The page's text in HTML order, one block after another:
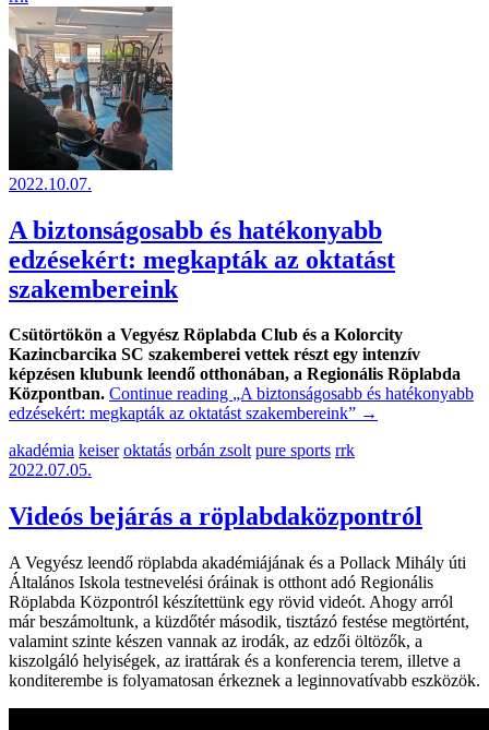
2022.10.07.
A biztonságosabb és hatékonyabb
edzésekért: megkapták az oktatást
szakembereink
Csütörtökön a Vegyész Röplabda Club és a Kolorcity
Kazincbarcika SC szakemberei vettek részt egy intenzív
képzésen klubunk leendő otthonában, a Regionális Röplabda
Központban. Continue reading „A biztonságosabb és hatékonyabb
edzésekért: megkapták az oktatást szakembereink” →
akadémia keiser oktatás orbán zsolt pure sports rrk
2022.07.05.
Videós bejárás a röplabdaközpontról
A Vegyész leendő röplabda akadémiájának és a Pollack Mihály úti
Általános Iskola testnevelési óráinak is otthont adó Regionális
Röplabda Központról készítettünk egy rövid videót. Ahogy arról
már beszámoltunk, a küzdőtér második, tisztázó festése megtörtént,
valamint szinte készen vannak az irodák, az edzői öltözők, a
kiszolgáló helyiségek, az irattárak és a konferencia terem, illetve a
konditerembe is folyamatosan érkeznek a leginnovatívabb eszközök.